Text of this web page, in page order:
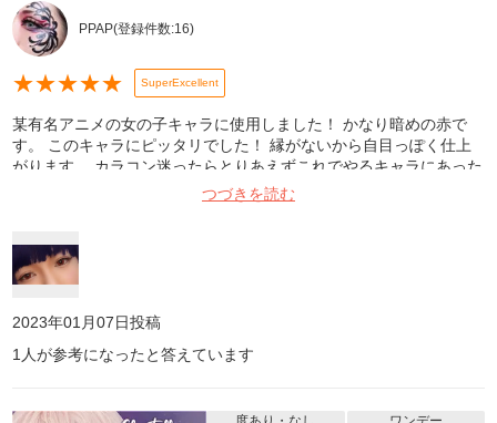
PPAP(登録件数:16)
★★★★★ SuperExcellent
某有名アニメの女の子キャラに使用しました！ かなり暗めの赤で
す。 このキャラにピッタリでした！ 縁がないから自目っぽく仕上
がります。 カラコン迷ったらとりあえずこれでやるキャラにあった
色を存分に探して買って欲しい！！
つづきを読む
2023年01月07日投稿
1 人が参考になったと答えています